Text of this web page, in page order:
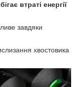
втраті енергії
завдяки
хвостовика